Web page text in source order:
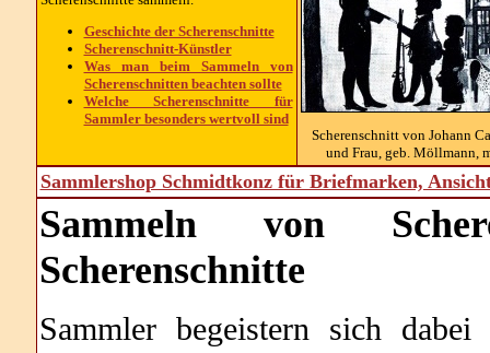
Geschichte der Scherenschnitte
Scherenschnitt-Künstler
Was man beim Sammeln von
Scherenschnitten beachten sollte
Welche Scherenschnitte für
Sammler besonders wertvoll sind
Scherenschnitt von Johann
und Frau, geb. Möllmann,
Sammlershop Schmidtkonz für Briefmarken,
Sammeln von
Scherenschnitte
Sammler begeistern sich